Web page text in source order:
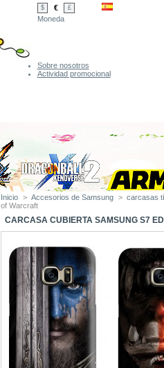
$ € £
Moneda
Sobre nosotros
Actividad promocional
Inicio > Accesorios de Samsung > carcasas
of Warcraft
CARCASA CUBIERTA SAMSUNG S7